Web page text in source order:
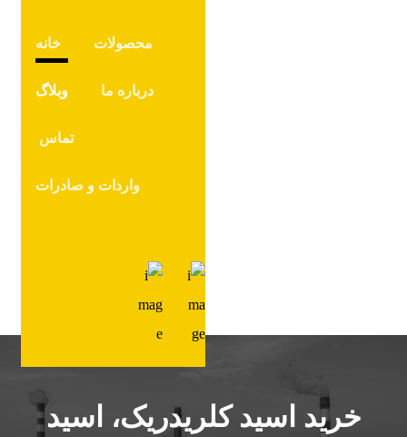
خانه محصولات
وبلاگ درباره ما
تماس
واردات و صادرات
خرید اسید کلریدریک، اسید